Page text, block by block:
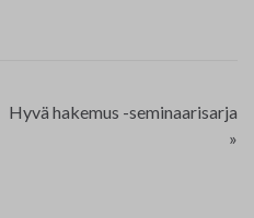
Hyvä hakemus -seminaarisarja
»